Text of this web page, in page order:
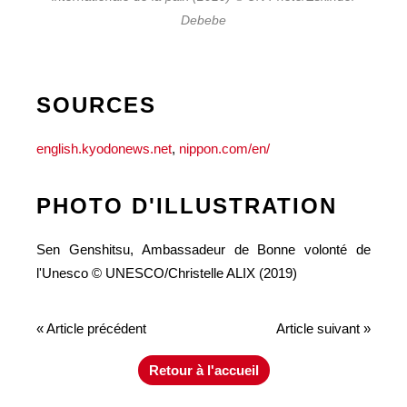
Debebe
SOURCES
english.kyodonews.net, nippon.com/en/
PHOTO D'ILLUSTRATION
Sen Genshitsu, Ambassadeur de Bonne volonté de
l'Unesco © UNESCO/Christelle ALIX (2019)
« Article précédent Article suivant »
Retour à l'accueil